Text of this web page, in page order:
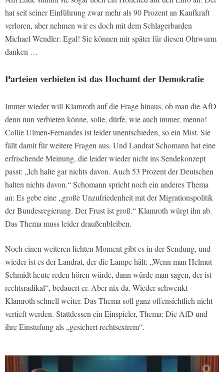
hat seit seiner Einführung zwar mehr als 90 Prozent an Kaufkraft
verloren, aber nehmen wir es doch mit dem Schlagerbarden
Michael Wendler: Egal! Sie können mir später für diesen Ohrwurm
danken …
Parteien verbieten ist das Hochamt der Demokratie
Immer wieder will Klamroth auf die Frage hinaus, ob man die AfD
denn nun verbieten könne, solle, dürfe, wie auch immer, menno!
Collie Ulmen-Fernandes ist leider unentschieden, so ein Mist. Sie
fällt damit für weitere Fragen aus. Und Landrat Schomann hat eine
erfrischende Meinung, die leider wieder nicht ins Sendekonzept
passt: „Ich halte gar nichts davon. Auch 53 Prozent der Deutschen
halten nichts davon.“ Schomann spricht noch ein anderes Thema
an: Es gebe eine „große Unzufriedenheit mit der Migrationspolitik
der Bundesregierung. Der Frust ist groß.“ Klamroth würgt ihn ab.
Das Thema muss leider draußenbleiben.
Noch einen weiteren lichten Moment gibt es in der Sendung, und
wieder ist es der Landrat, der die Lampe hält: „Wenn man Helmut
Schmidt heute reden hören würde, dann würde man sagen, der ist
rechtsradikal“, bedauert er. Aber nix da. Wieder schwenkt
Klamroth schnell weiter. Das Thema soll ganz offensichtlich nicht
vertieft werden. Stattdessen ein Einspieler, Thema: Die AfD und
ihre Einstufung als „gesichert rechtsextrem“.